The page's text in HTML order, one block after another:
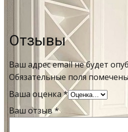
Отзывы
Ваш адрес email не будет
Обязательные поля помечены
Ваша оценка*
Ваш отзыв*